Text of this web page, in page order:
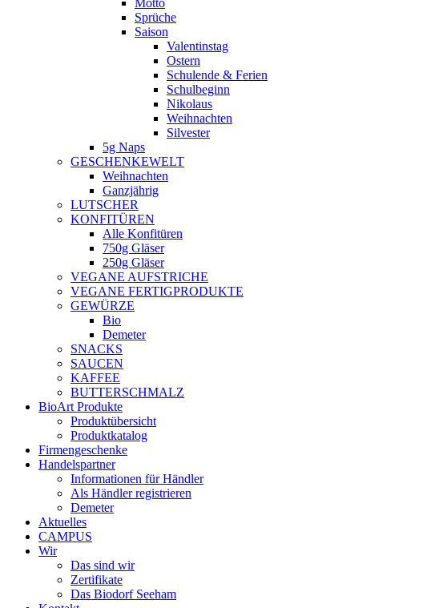
Motto
Sprüche
Saison
Valentinstag
Ostern
Schulende & Ferien
Schulbeginn
Nikolaus
Weihnachten
Silvester
5g Naps
GESCHENKEWELT
Weihnachten
Ganzjährig
LUTSCHER
KONFITÜREN
Alle Konfitüren
750g Gläser
250g Gläser
VEGANE AUFSTRICHE
VEGANE FERTIGPRODUKTE
GEWÜRZE
Bio
Demeter
SNACKS
SAUCEN
KAFFEE
BUTTERSCHMALZ
BioArt Produkte
Produktübersicht
Produktkatalog
Firmengeschenke
Handelspartner
Informationen für Händler
Als Händler registrieren
Demeter
Aktuelles
CAMPUS
Wir
Das sind wir
Zertifikate
Das Biodorf Seeham